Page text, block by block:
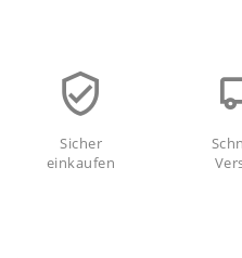
Sicher
einkaufen